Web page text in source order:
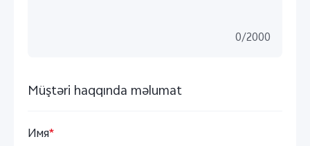
0/2000
Müştəri haqqında məlumat
Имя*